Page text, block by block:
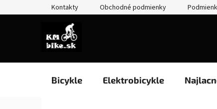
na
Kontakty Obchodné podmienky
Bicykle Elektrobicykle